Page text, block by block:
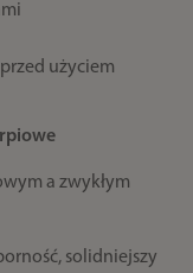
użyciem
a zwykłym
solidniejszy